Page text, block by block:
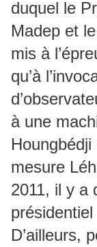
duquel le
Madep et
mis à
qu’à
à une
mesure
2011, il y a
D’ailleurs,